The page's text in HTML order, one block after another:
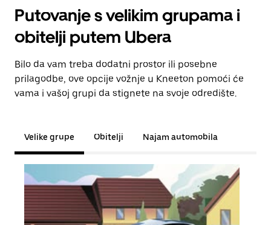
Putovanje s velikim grupama i
obitelji putem Ubera
Bilo da vam treba dodatni prostor ili posebne
prilagodbe, ove opcije vožnje u Kneeton pomoći će
vama i vašoj grupi da stignete na svoje odredište.
Velike grupe Obitelji Najam automobila